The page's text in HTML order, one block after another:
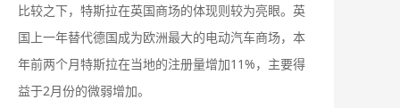
比较之下，特斯拉在英国商场的体现则较为亮眼。英
国上一年替代德国成为欧洲最大的电动汽车商场，本
年前两个月特斯拉在当地的注册量增加11%，主要得
益于2月份的微弱增加。